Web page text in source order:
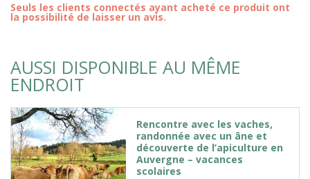
Seuls les clients connectés ayant acheté ce produit ont
la possibilité de laisser un avis.
AUSSI DISPONIBLE AU MÊME
ENDROIT
Rencontre avec les vaches,
randonnée avec un âne et
découverte de l’apiculture en
Auvergne – vacances
scolaires